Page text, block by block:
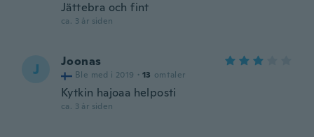
Jättebra och fint
ca. 3 år siden
J Joonas
Ble med i 2019 · 13 omtaler
Kytkin hajoaa helposti
ca. 3 år siden